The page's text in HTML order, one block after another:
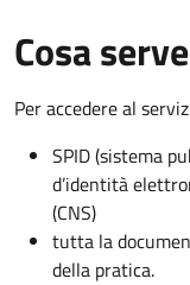
Cosa serve
Per accedere al
SPID (sistema
d’identità
(CNS)
tutta la
della pratica.